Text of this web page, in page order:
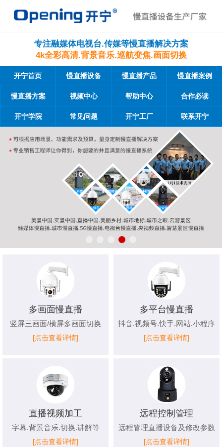
专注融媒体电视台.传媒等慢直播解决方案
4k全彩高清.背景音乐.巡航变焦.画面切换
开宁首页 慢直播设备 慢直播产品 慢直播案例
慢直播方案 视频中心 帮助中心 合作必读
开宁学院 常见问题 开宁工厂 联系开宁
多画面慢直播
竖屏三画面/横屏多画面切换
[点击查看详情]
多平台慢直播
抖音.视频号.快手.网站.小程序
[点击查看详情]
直播视频加工
字幕.背景音乐.切换.讲解等
[点击查看详情]
远程控制管理
远程管理直播设备及修改参数
[点击查看详情]